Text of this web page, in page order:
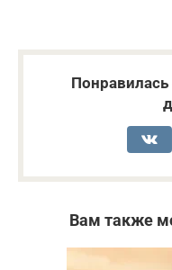
Понравилась
Вам также